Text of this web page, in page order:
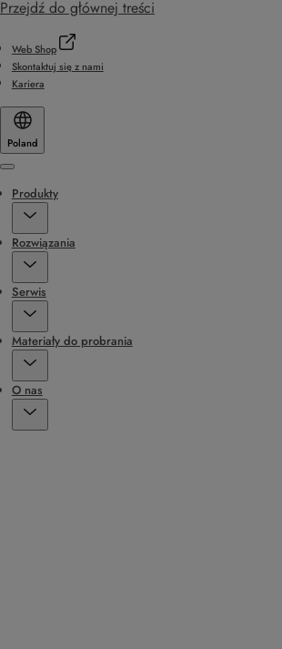
Przejdź do głównej treści
Web Shop
Skontaktuj się z nami
Kariera
Poland
Menu
Produkty
Rozwiązania
Serwis
Materiały do probrania
O nas